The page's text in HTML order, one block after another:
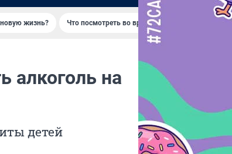
новую жизнь? Что посмотреть во время отпуска в
алкоголь на
детей